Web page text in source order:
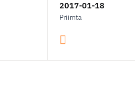
2017-01-18
Priimta